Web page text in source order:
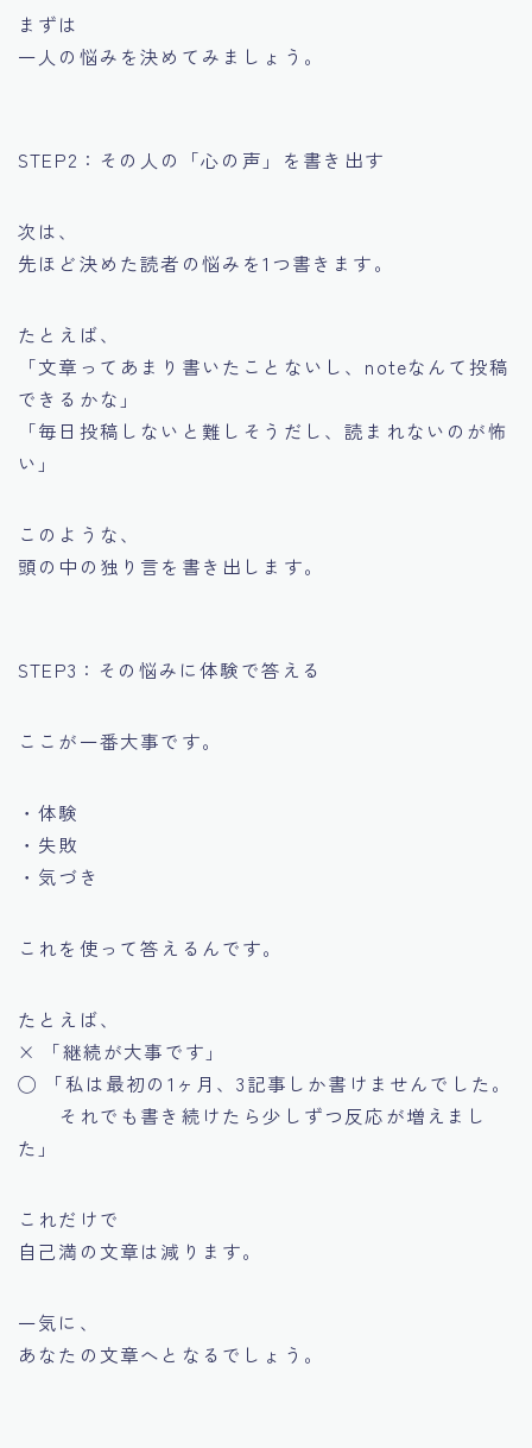
まずは
一人の悩みを決めてみましょう。
STEP2：その人の「心の声」を書き出す
次は、
先ほど決めた読者の悩みを1つ書きます。
たとえば、
「文章ってあまり書いたことないし、noteなんて投稿
できるかな」
「毎日投稿しないと難しそうだし、読まれないのが怖
い」
このような、
頭の中の独り言を書き出します。
STEP3：その悩みに体験で答える
ここが一番大事です。
・体験
・失敗
・気づき
これを使って答えるんです。
たとえば、
× 「継続が大事です」
◯ 「私は最初の1ヶ月、3記事しか書けませんでした。
それでも書き続けたら少しずつ反応が増えまし
た」
これだけで
自己満の文章は減ります。
一気に、
あなたの文章へとなるでしょう。